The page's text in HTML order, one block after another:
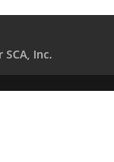
SCA, Inc.